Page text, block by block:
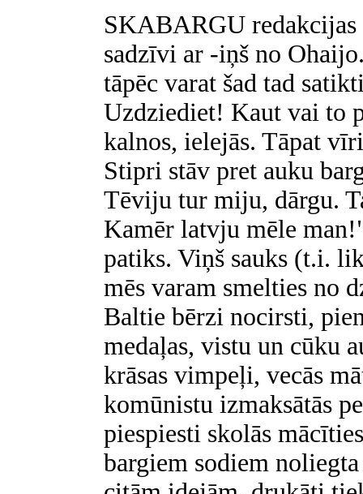
SKABARGU
sadzīvi ar -iņš no
tāpēc varat šad tad
Uzdziediet! Kaut vai to
kalnos, ielejās. Tāpat
Stipri stāv pret auku
Tēviju tur miju, dārgu.
Kamēr latvju mēle
patiks. Viņš sauks (t.i.
mēs varam smelties no
Baltie bērzi nocirsti,
medaļas, vistu un cūku
krāsas vimpeļi, vecās
komūnistu izmaksātās
piespiesti skolās
bargiem sodiem noliegta